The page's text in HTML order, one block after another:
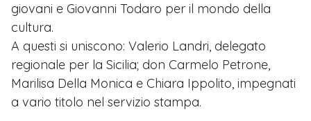
giovani e Giovanni Todaro per il mondo della
cultura.
A questi si uniscono: Valerio Landri, delegato
regionale per la Sicilia; don Carmelo Petrone,
Marilisa Della Monica e Chiara Ippolito, impegnati
a vario titolo nel servizio stampa.